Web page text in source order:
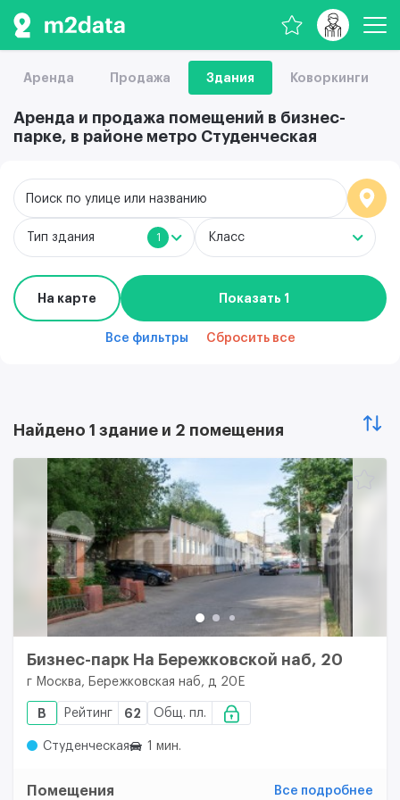
Аренда Продажа Здания Коворкинги
Аренда и продажа помещений в бизнес-
парке, в районе метро Студенческая
Тип здания 1 Класс
Поиск по улице или названию
На карте Показать 1
Все фильтры Сбросить все
Найдено 1 здание и 2 помещения
Бизнес-парк На Бережковской наб, 20
г Москва, Бережковская наб, д 20Е
B Рейтинг 62 Общ. пл.
Студенческая 1 мин.
Помещения Все подробнее